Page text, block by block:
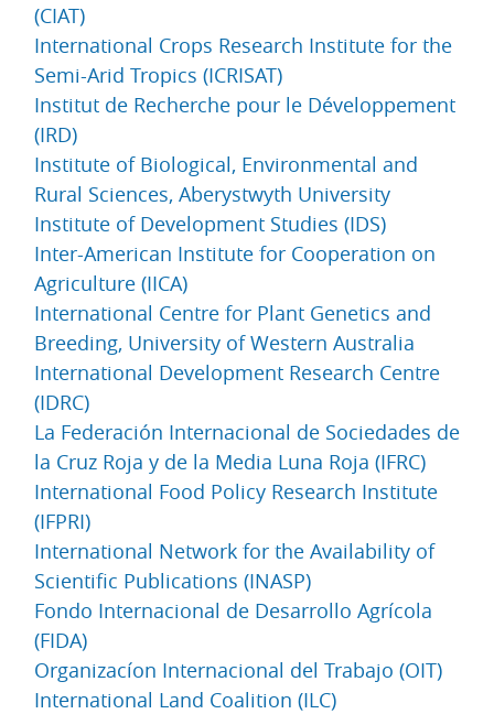
(CIAT)
International Crops Research Institute for the
Semi-Arid Tropics (ICRISAT)
Institut de Recherche pour le Développement
(IRD)
Institute of Biological, Environmental and
Rural Sciences, Aberystwyth University
Institute of Development Studies (IDS)
Inter-American Institute for Cooperation on
Agriculture (IICA)
International Centre for Plant Genetics and
Breeding, University of Western Australia
International Development Research Centre
(IDRC)
La Federación Internacional de Sociedades de
la Cruz Roja y de la Media Luna Roja (IFRC)
International Food Policy Research Institute
(IFPRI)
International Network for the Availability of
Scientific Publications (INASP)
Fondo Internacional de Desarrollo Agrícola
(FIDA)
Organizacíon Internacional del Trabajo (OIT)
International Land Coalition (ILC)